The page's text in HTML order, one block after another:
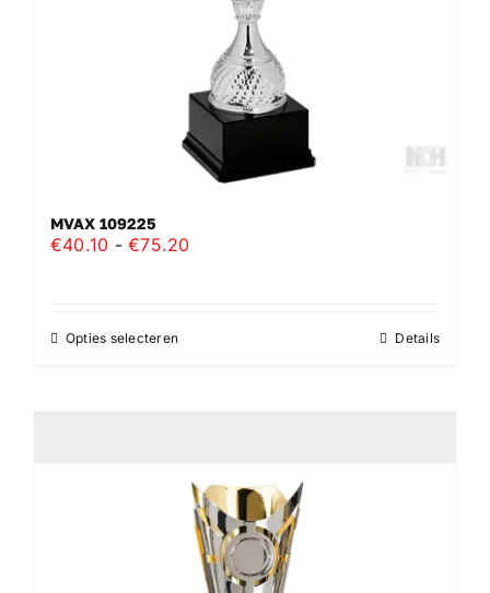
MVAX 109225
€40.10 - €75.20Prijsklasse:
Opties selecterenDit
Deze
optie
kan
gekozen
Details